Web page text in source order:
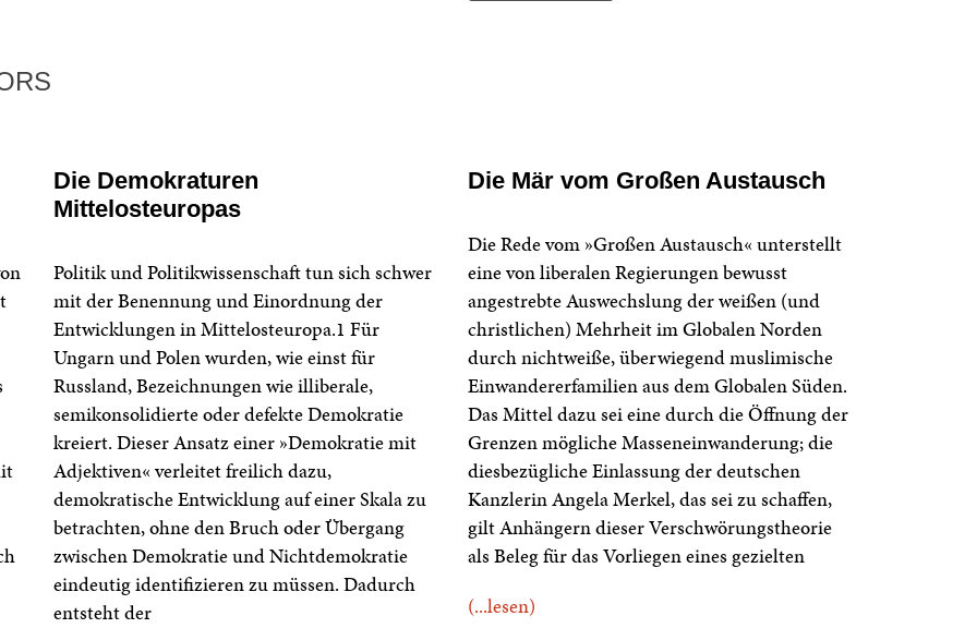
Die Demokraturen
Mittelosteuropas
Politik und Politikwissenschaft tun sich schwer
mit der Benennung und Einordnung der
Entwicklungen in Mittelosteuropa.1 Für
Ungarn und Polen wurden, wie einst für
Russland, Bezeichnungen wie illiberale,
semikonsolidierte oder defekte Demokratie
kreiert. Dieser Ansatz einer »Demokratie mit
Adjektiven« verleitet freilich dazu,
demokratische Entwicklung auf einer Skala zu
betrachten, ohne den Bruch oder Übergang
zwischen Demokratie und Nichtdemokratie
eindeutig identifizieren zu müssen. Dadurch
entsteht der
Die Mär vom Großen Austausch
Die Rede vom »Großen Austausch« unterstellt
eine von liberalen Regierungen bewusst
angestrebte Auswechslung der weißen (und
christlichen) Mehrheit im Globalen Norden
durch nichtweiße, überwiegend muslimische
Einwandererfamilien aus dem Globalen Süden.
Das Mittel dazu sei eine durch die Öffnung der
Grenzen mögliche Masseneinwanderung; die
diesbezügliche Einlassung der deutschen
Kanzlerin Angela Merkel, das sei zu schaffen,
gilt Anhängern dieser Verschwörungstheorie
als Beleg für das Vorliegen eines gezielten
(...lesen)